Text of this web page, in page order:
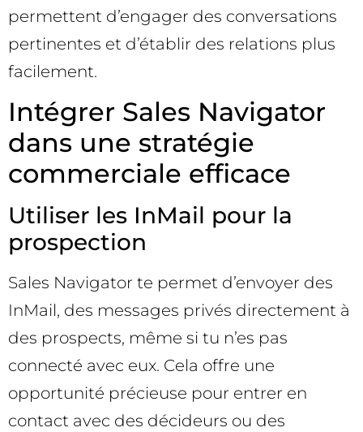
permettent d’engager des conversations
pertinentes et d’établir des relations plus
facilement.
Intégrer Sales Navigator
dans une stratégie
commerciale efficace
Utiliser les InMail pour la
prospection
Sales Navigator te permet d’envoyer des
InMail, des messages privés directement à
des prospects, même si tu n’es pas
connecté avec eux. Cela offre une
opportunité précieuse pour entrer en
contact avec des décideurs ou des